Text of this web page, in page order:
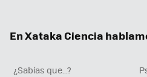
En Xataka Ciencia
¿Sabías que...?